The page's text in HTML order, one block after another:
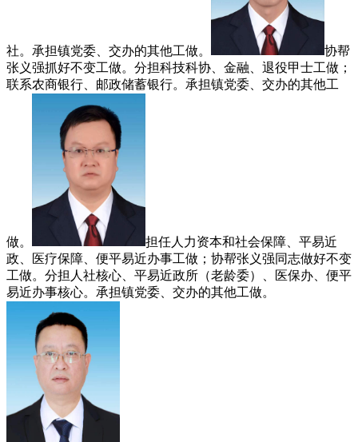
社。承担镇党委、交办的其他工做。
协帮
张义强抓好不变工做。分担科技科协、金融、退役甲士工做；
联系农商银行、邮政储蓄银行。承担镇党委、交办的其他工
做。
担任人力资本和社会保障、平易近
政、医疗保障、便平易近办事工做；协帮张义强同志做好不变
工做。分担人社核心、平易近政所（老龄委）、医保办、便平
易近办事核心。承担镇党委、交办的其他工做。